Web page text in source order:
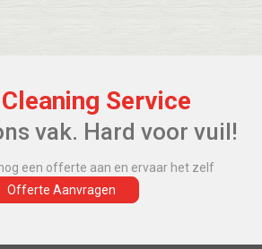
Service
vak. Hard voor vuil!
een offerte aan en ervaar het zelf
Offerte Aanvragen